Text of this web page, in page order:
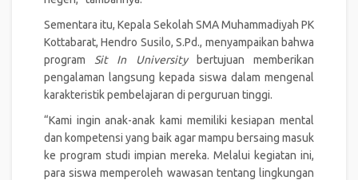
Sementara itu, Kepala Sekolah SMA Muhammadiyah PK
Kottabarat, Hendro Susilo, S.Pd., menyampaikan bahwa
program Sit In Universitybertujuan memberikan
pengalaman langsung kepada siswa dalam mengenal
karakteristik pembelajaran di perguruan tinggi.
“Kami ingin anak-anak kami memiliki kesiapan mental
dan kompetensi yang baik agar mampu bersaing masuk
ke program studi impian mereka. Melalui kegiatan ini,
para siswa memperoleh wawasan tentang lingkungan